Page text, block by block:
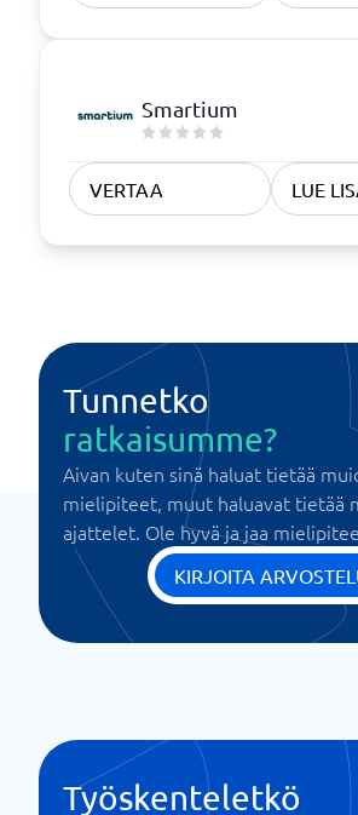
Smartium
VERTAA LUE
Tunnetko
ratkaisumme?
Aivan kuten sinä haluat tietää
mielipiteet, muut haluavat tietää
ajattelet. Ole hyvä ja jaa
KIRJOITA
Työskenteletkö